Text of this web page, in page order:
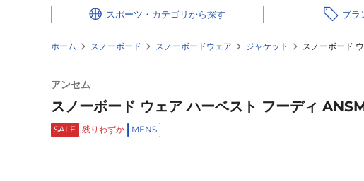
スポーツ・カテゴリ ブラ
ホーム スノーボード スノーボードウェア ジャケット スノーボード
アンセム
スノーボード ウェア ハーベスト フーディ
SALE 残りわずか MENS